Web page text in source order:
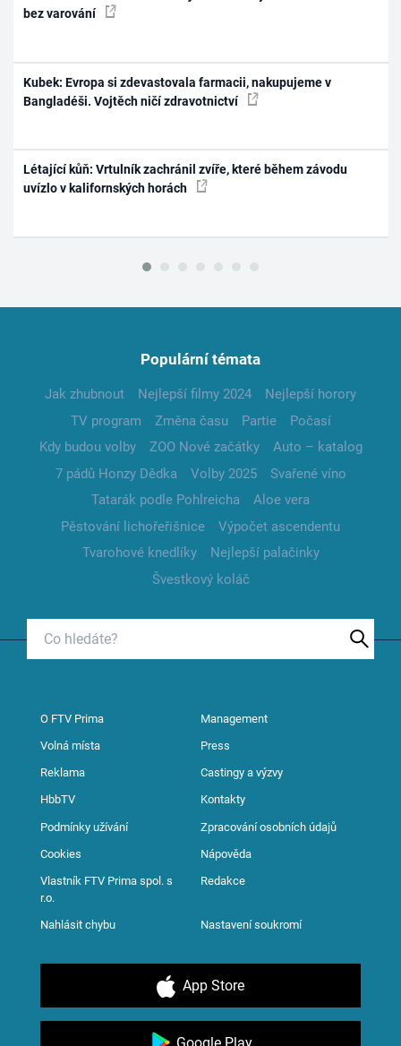
bez varování
Kubek: Evropa si zdevastovala farmacii, nakupujeme v
Bangladéši. Vojtěch ničí zdravotnictví
Létající kůň: Vrtulník zachránil zvíře, které během závodu
uvízlo v kalifornských horách
Populární témata
Jak zhubnout Nejlepší filmy 2024
Nejlepší horory
TV program
Změna času Partie
Počasí
Kdy budou volby
ZOO Nové začátky
Auto – katalog
7 pádů Honzy Dědka
Volby 2025
Svařené víno
Tatarák podle Pohlreicha
Aloe vera
Pěstování lichořeřišnice
Výpočet ascendentu
Tvarohové knedlíky
Nejlepší palačinky
Švestkový koláč
O FTV Prima Management
Volná místa Press
Reklama Castingy a výzvy
HbbTV Kontakty
Podmínky užívání Zpracování osobních údajů
Cookies Nápověda
Vlastník FTV Prima spol. s
r.o.
Redakce
Nahlásit chybu Nastavení soukromí
App Store